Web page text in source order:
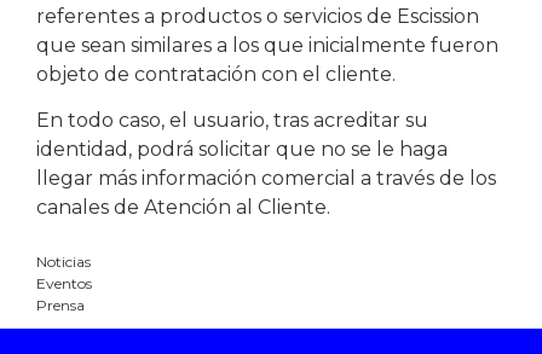
referentes a productos o servicios de Escission
que sean similares a los que inicialmente fueron
objeto de contratación con el cliente.
En todo caso, el usuario, tras acreditar su
identidad, podrá solicitar que no se le haga
llegar más información comercial a través de los
canales de Atención al Cliente.
Noticias
Eventos
Prensa